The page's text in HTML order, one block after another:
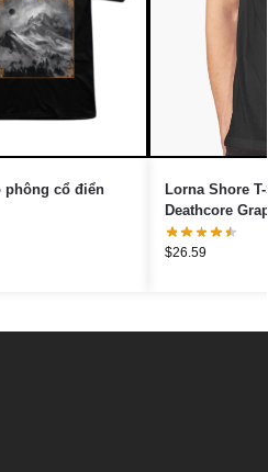
phông cổ điển
Lorna Shore
Deathcore
$26.59